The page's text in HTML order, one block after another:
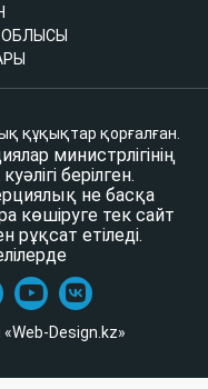
құқықтар қорғалған.
министрлігінің
берілген.
не басқа
көшіруге тек сайт
рұқсат етіледі.
Design.kz»